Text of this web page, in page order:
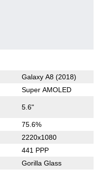
Galaxy A8 (2018)
Super AMOLED
5.6"
75.6%
2220x1080
441 PPP
Gorilla Glass